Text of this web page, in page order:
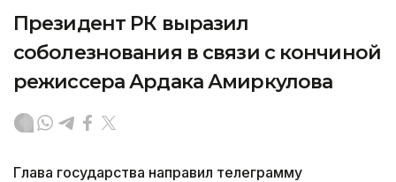
Президент РК выразил
соболезнования в связи с кончиной
режиссера Ардака Амиркулова
Глава государства направил телеграмму